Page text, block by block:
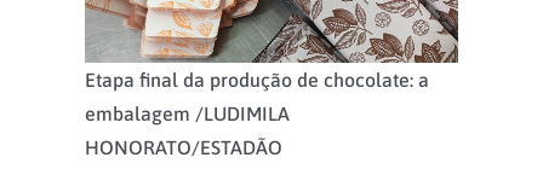
Etapa final da produção de chocolate: a
embalagem /LUDIMILA
HONORATO/ESTADÃO